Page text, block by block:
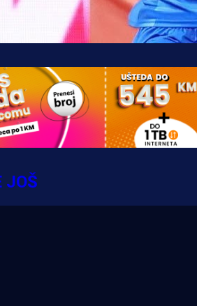
svim problemima
Plavi slavili na
JOŠ